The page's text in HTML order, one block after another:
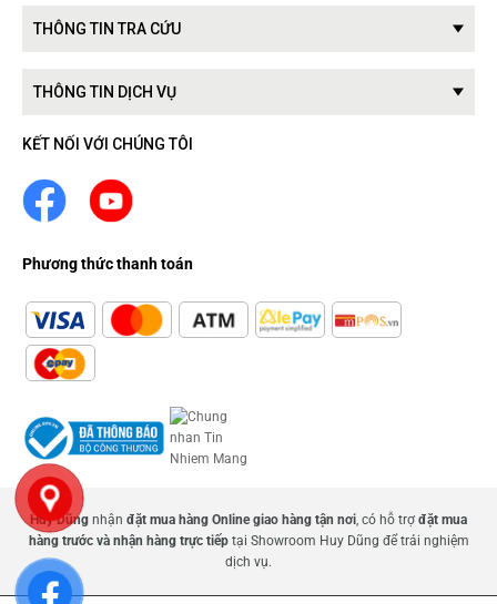
THÔNG TIN TRA CỨU
THÔNG TIN DỊCH VỤ
KẾT NỐI VỚI CHÚNG TÔI
Phương thức thanh toán
Huy Dũng nhận đặt mua hàng Online giao hàng tận nơi , có hỗ trợ đặt mua
hàng trước và nhận hàng trực tiếptại Showroom Huy Dũng để trải nghiệm
dịch vụ.